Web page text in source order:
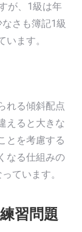
が、1級は年
さも簿記1級
ます。
れる傾斜配点
えると大きな
とを考慮する
なる仕組みの
ています。
習問題